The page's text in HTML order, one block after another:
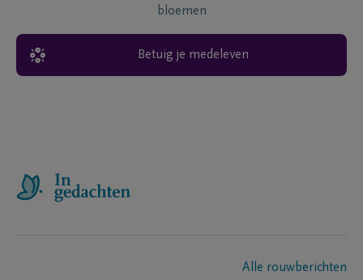
bloemen
Betuig je medeleven
Alle rouwberichten